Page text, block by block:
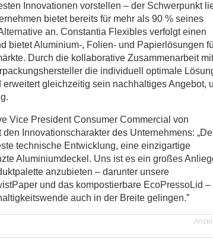
Innovationen vorstellen – der Schwerpunkt
bietet bereits für mehr als 90 % seines
an. Constantia Flexibles verfolgt einen
bietet Aluminium-, Folien- und Papierlösungen
Durch die kollaborative Zusammenarbeit mit
die individuell optimale
gleichzeitig sein nachhaltiges Angebot,
Vice President Consumer Commercial von
Innovationscharakter des Unternehmens:
technische Entwicklung, eine einzigartige
Aluminiumdeckel. Uns ist es ein großes
anzubieten – darunter unsere
und das kompostierbare EcoPressoLid –
auch in der Breite gelingen.”